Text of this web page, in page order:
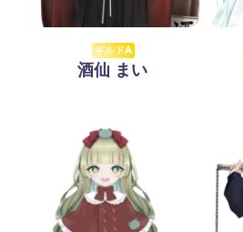
ギルドA
酒仙 まい